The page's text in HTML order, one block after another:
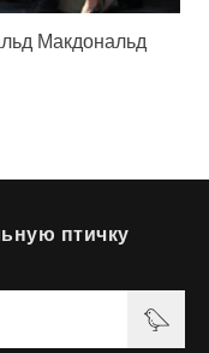
Макдональд
птичку